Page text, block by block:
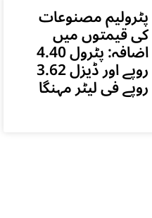
پٹرولیم مصنوعات
کی قیمتوں میں
اضافہ: پٹرول 4.40
روپے اور ڈیزل 3.62
روپے فی لیٹر مہنگا